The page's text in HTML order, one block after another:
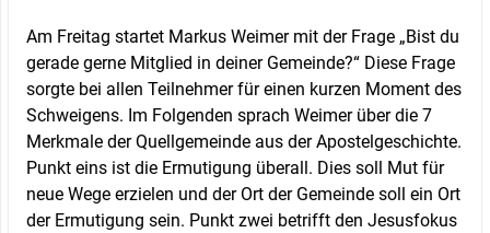
Am Freitag startet Markus Weimer mit der Frage „Bist du
gerade gerne Mitglied in deiner Gemeinde?“ Diese Frage
sorgte bei allen Teilnehmer für einen kurzen Moment des
Schweigens. Im Folgenden sprach Weimer über die 7
Merkmale der Quellgemeinde aus der Apostelgeschichte.
Punkt eins ist die Ermutigung überall. Dies soll Mut für
neue Wege erzielen und der Ort der Gemeinde soll ein Ort
der Ermutigung sein. Punkt zwei betrifft den Jesusfokus